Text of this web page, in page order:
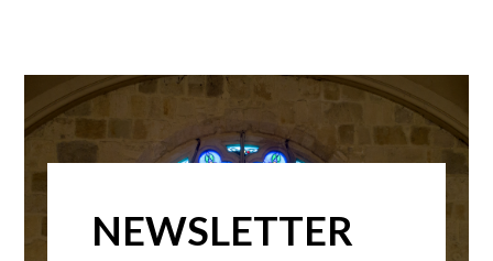
NEWSLETTER